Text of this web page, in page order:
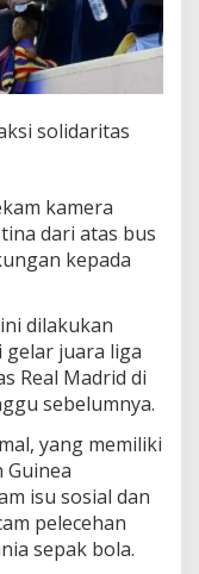
solidaritas
kamera
dari atas bus
kepada
dilakukan
gelar juara liga
Real Madrid di
sebelumnya.
yang memiliki
isu sosial dan
pelecehan
sepak bola.